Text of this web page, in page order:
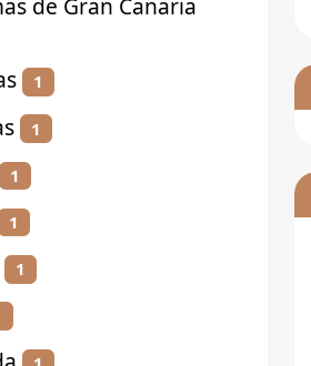
de Gran Canaria
1
1
1
1
1